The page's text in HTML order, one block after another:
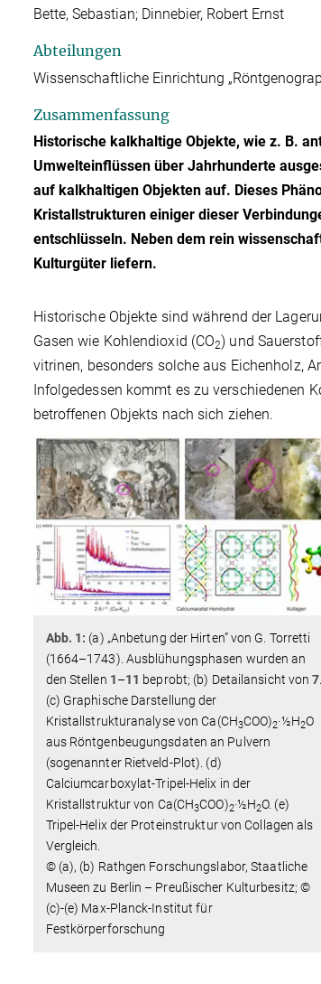
Bette, Sebastian; Dinnebier, Robert Ernst
Abteilungen
Wissenschaftliche Einrichtung
Zusammenfassung
Historische kalkhaltige Objekte, wie z. B.
Umwelteinflüssen über Jahrhunderte
auf kalkhaltigen Objekten auf. Dieses
Kristallstrukturen einiger dieser
entschlüsseln. Neben dem rein
Kulturgüter liefern.
Historische Objekte sind während der
Gasen wie Kohlendioxid (CO2) und
vitrinen, besonders solche aus Eichenholz,
Infolgedessen kommt es zu verschiedenen
betroffenen Objekts nach sich ziehen.
Abb. 1: (a) „Anbetung der Hirten” von G. Torretti
(1664–1743). Ausblühungsphasen wurden an
den Stellen 1–11 beprobt; (b) Detailansicht von7
(c) Graphische Darstellung der
Kristallstrukturanalyse von Ca(CH3COO)2·½H2O
aus Röntgenbeugungsdaten an Pulvern
(sogenannter Rietveld-Plot). (d)
Calciumcarboxylat-Tripel-Helix in der
Kristallstruktur von Ca(CH3COO)2·½H2O. (e)
Tripel-Helix der Proteinstruktur von Collagen als
Vergleich.
© (a), (b) Rathgen Forschungslabor, Staatliche
Museen zu Berlin – Preußischer Kulturbesitz; ©
(c)-(e) Max-Planck-Institut für
Festkörperforschung